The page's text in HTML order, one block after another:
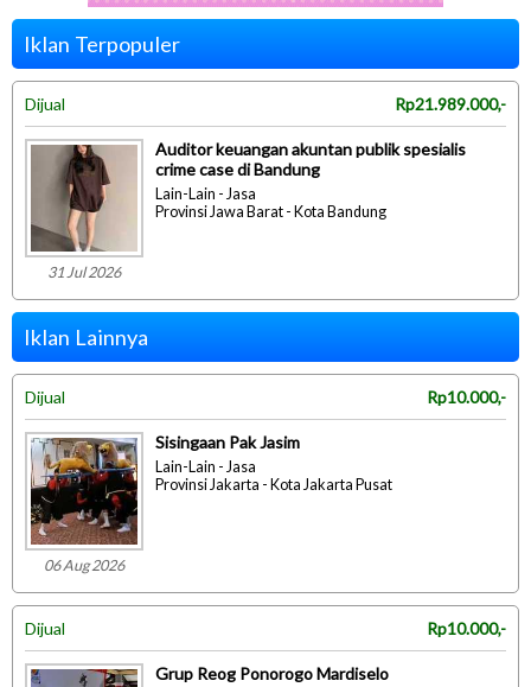
Iklan Terpopuler
Dijual Rp21.989.000,-
31 Jul 2026
Auditor keuangan akuntan publik spesialis
crime case di Bandung
Lain-Lain - Jasa
Provinsi Jawa Barat - Kota Bandung
Iklan Lainnya
Dijual Rp10.000,-
06 Aug 2026
Sisingaan Pak Jasim
Lain-Lain - Jasa
Provinsi Jakarta - Kota Jakarta Pusat
Dijual Rp10.000,-
Grup Reog Ponorogo Mardiselo